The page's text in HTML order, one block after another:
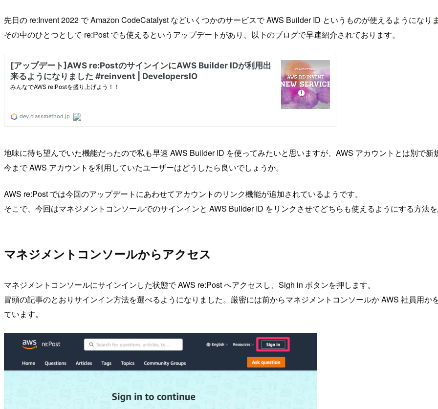
先日の re:Invent 2022 で Amazon CodeCatalyst などいくつかのサービスで AWS Builder ID というものが使えるようになりま
その中のひとつとして re:Post でも使えるというアップデートがあり、以下のブログで早速紹介されております。
地味に待ち望んでいた機能だったので私も早速 AWS Builder ID を使ってみたいと思いますが、AWS アカウントとは別で新
今まで AWS アカウントを利用していたユーザーはどうしたら良いでしょうか。
AWS re:Post では今回のアップデートにあわせてアカウントのリンク機能が追加されているようです。
そこで、今回はマネジメントコンソールでのサインインと AWS Builder ID をリンクさせてどちらも使えるようにする方法を
マネジメントコンソールからアクセス
マネジメントコンソールにサインインした状態で AWS re:Post へアクセスし、Sigh in ボタンを押します。
冒頭の記事のとおりサインイン方法を選べるようになりました。厳密には前からマネジメントコンソールか AWS 社員用
ています。